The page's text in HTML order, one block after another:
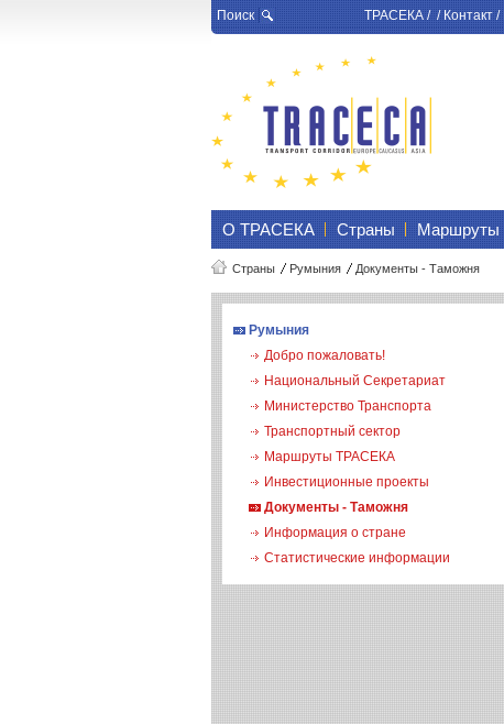
Поиск ТРАСЕКА/ /Контакт/
О ТРАСЕКА Страны Маршруты
Страны Румыния Документы - Таможня
Румыния
Добро пожаловать!
Национальный Секретариат
Министерство Транспорта
Транспортный сектор
Маршруты ТРАСЕКА
Инвестиционные проекты
Документы - Таможня
Информация о стране
Статистические информации